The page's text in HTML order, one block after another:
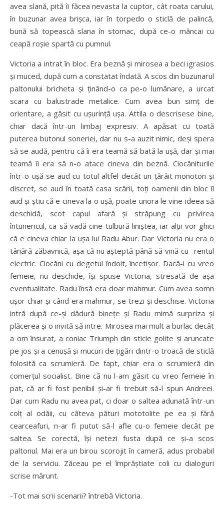
avea slană, pită îi făcea nevasta la cuptor, cât roata carului,
în buzunar avea brişca, iar în torpedo o sticlă de palincă,
bună să topească slana în stomac, după ce-o mâncai cu
ceapă roşie spartă cu pumnul.
Victoria a intrat în bloc. Era beznă şi mirosea a beci igrasios
şi muced, după cum a constatat îndată. A scos din buzunarul
paltonului bricheta şi ţinând-o ca pe-o lumânare, a urcat
scara cu balustrade metalice. Cum avea bun simţ de
orientare, a găsit cu uşurinţă uşa. Attila o descrisese bine,
chiar dacă într-un limbaj expresiv. A apăsat cu toată
puterea butonul soneriei, dar nu s-a auzit nimic, deşi spera
să se audă, pentru că îi era teamă să bată la uşă, dar şi mai
teamă îi era să n-o atace cineva din beznă. Ciocăniturile
într-o uşă se aud cu totul altfel decât un ţârâit monoton şi
discret, se aud în toată casa scării, toţi oamenii din bloc îl
aud şi ştiu că e cineva la o uşă, poate unora le vine ideea să
deschidă, scot capul afară şi străpung cu privirea
întunericul, ca să vadă cine tulbură liniştea, iar alţii vor ghici
că e cineva chiar la uşa lui Radu Abur. Dar Victoria nu era o
tânără zăbavnică, aşa că nu aşteptă până să vină cu- rentul
electric. Ciocăni cu degetul îndoit, încetişor. Dacă-i cu vreo
femeie, nu deschide, îşi spuse Victoria, stresată de aşa
eventualitate. Radu însă era doar mahmur. Cum avea somn
uşor chiar şi când era mahmur, se trezi şi deschise. Victoria
intră după ce-şi dădură bineţe şi Radu mimă surpriza şi
plăcerea şi o invită să intre. Mirosea mai mult a burlac decât
a om însurat, a coniac Triumph din sticle golite şi aruncate
pe jos şi a cenuşă şi mucuri de ţigări dintr-o troacă de sticlă
folosită ca scrumieră. De fapt, chiar era o scrumieră din
comerţul socialist. Bine că nu l-am găsit cu vreo femeie în
pat, că ar fi fost penibil şi-ar fi trebuit să-l spun Andreei.
Dar cum Radu nu avea pat, ci doar o saltea adunată într-un
colţ al odăii, cu câteva pături mototolite pe ea şi fără
cearceafuri, n-ar fi putut să-l afle cu-o femeie decât pe
saltea. Se corectă, îşi netezi fusta după ce şi-a scos
paltonul. Mai era un birou scorojit în cameră, adus probabil
de la serviciu. Zăceau pe el împrăştiate coli cu dialoguri
scrise mărunt.
-Tot mai scrii scenarii? întrebă Victoria.